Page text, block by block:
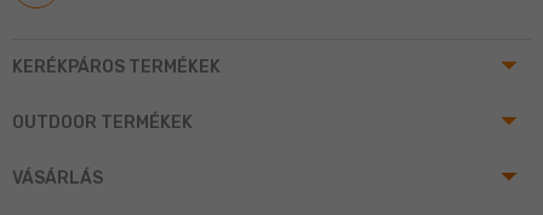
arrow_drop_up
KERÉKPÁROS TERMÉKEK
arrow_drop_up
OUTDOOR TERMÉKEK
arrow_drop_up
VÁSÁRLÁS